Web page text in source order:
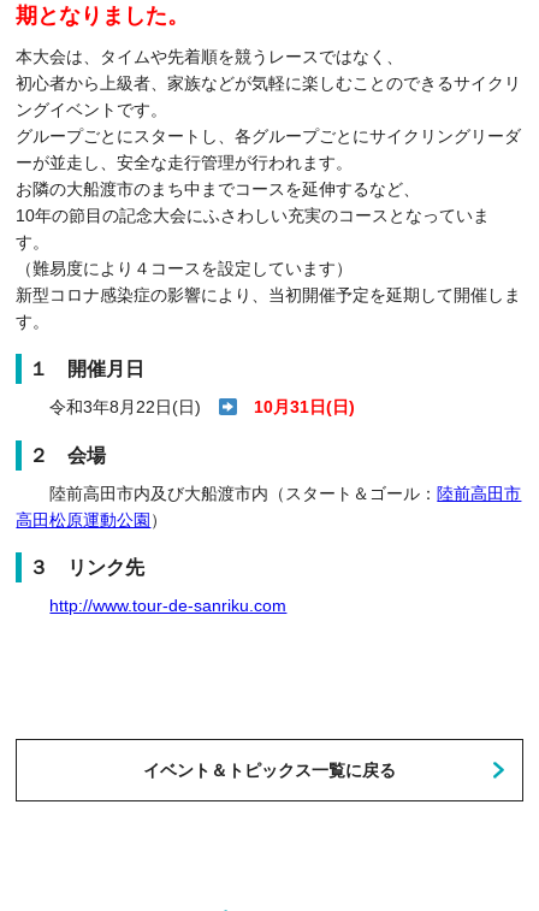
期となりました。
本大会は、タイムや先着順を競うレースではなく、
初心者から上級者、家族などが気軽に楽しむことのできるサイクリ
ングイベントです。
グループごとにスタートし、各グループごとにサイクリングリーダ
ーが並走し、安全な走行管理が行われます。
お隣の大船渡市のまち中までコースを延伸するなど、
10年の節目の記念大会にふさわしい充実のコースとなっていま
す。
（難易度により４コースを設定しています）
新型コロナ感染症の影響により、当初開催予定を延期して開催しま
す。
１ 開催月日
令和3年8月22日(日) 10月31日(日)
２ 会場
陸前高田市内及び大船渡市内（スタート＆ゴール：陸前高田市
高田松原運動公園）
３ リンク先
http://www.tour-de-sanriku.com
イベント＆トピックス一覧に戻る